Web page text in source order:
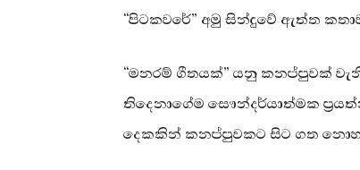
“පිටකවරේ” අමු සින්දුවේ ඇත්ත
“මනරම් ගීතයක්” යනු කනප්පුවක්
තිදෙනාගේම සෞන්දර්යාත්මක
දෙකකින් කනප්පුවකට සිට ගත